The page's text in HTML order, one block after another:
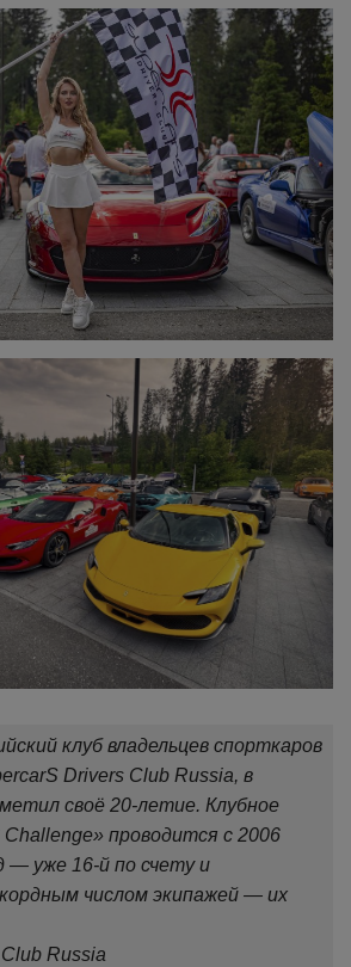
клуб владельцев спорткаров
Drivers Club Russia, в
своё 20-летие. Клубное
Сhallenge» проводится с 2006
— уже 16-й по счету и
числом экипажей — их
Russia